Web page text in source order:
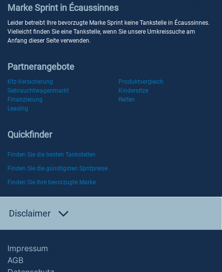
Marke Sprint in Écaussinnes
Leider betreibt Ihre bevorzugte Marke Sprint keine Tankstelle in Écaussinnes.
Vielleicht finden Sie eine Tankstelle, wenn Sie unsere Umkreissuche am
Anfang dieser Seite verwenden.
Partnerangebote
Kfz-Versicherung
Produktvergleich
Gebrauchtwagenmarkt
Kindersitze
Finanzierung
Reifen
Leasing
Quickfinder
Finden Sie die besten Tankstellen
Finden Sie die günstigsten Spritpreise
Finden Sie Ihre bevorzugte Marke
Disclaimer
Impressum
AGB